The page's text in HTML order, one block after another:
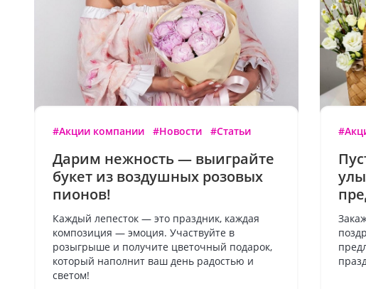
#Акции компании #Новости #Статьи
Дарим нежность — выиграйте
букет из воздушных розовых
пионов!
Каждый лепесток — это праздник, каждая
композиция — эмоция. Участвуйте в
розыгрыше и получите цветочный подарок,
который наполнит ваш день радостью и
светом!